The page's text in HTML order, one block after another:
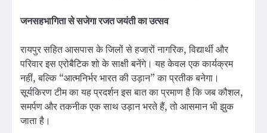
जनसहभागिता से सजेगा रजत जयंती का उत्सव
रायपुर सहित आसपास के जिलों से हजारों नागरिक, विद्यार्थी और
परिवार इस एरोबैटिक शो के साक्षी बनेंगे। यह केवल एक कार्यक्रम
नहीं, बल्कि “आत्मनिर्भर भारत की उड़ान” का प्रतीक बनेगा।
सूर्यकिरण टीम का यह प्रदर्शन इस बात का प्रमाण है कि जब कौशल,
समर्पण और तकनीक एक साथ उड़ान भरते हैं, तो आसमान भी झुक
जाता है।